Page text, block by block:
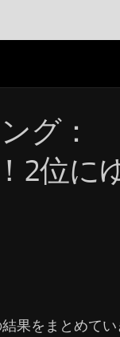
グ：
2位に
果をまとめてい